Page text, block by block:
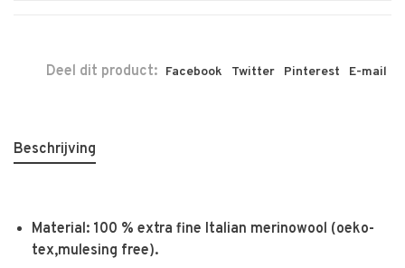
Deel dit product: Facebook Twitter Pinterest E-mail
Beschrijving
Material: 100 % extra fine Italian merinowool (oeko-
tex,mulesing free).